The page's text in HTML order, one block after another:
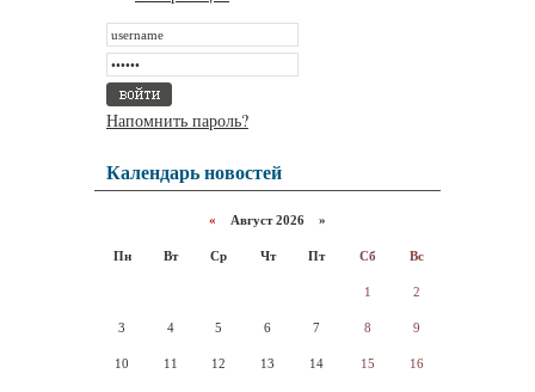
Напомнить пароль?
Календарь новостей
« Август 2026 »
Пн Вт Ср Чт Пт Сб Вс
1 2
3 4 5 6 7 8 9
10 11 12 13 14 15 16